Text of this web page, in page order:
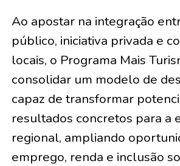
Ao apostar na integração
público, iniciativa privada e
locais, o Programa Mais
consolidar um modelo de
capaz de transformar
resultados concretos para a
regional, ampliando
emprego, renda e inclusão